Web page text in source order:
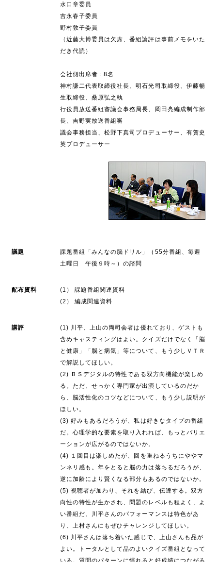
水口章委員
吉永春子委員
野村敦子委員
（近藤大博委員は欠席、番組論評は事前メモをいた
だき代読）
会社側出席者 : 8名
神村謙二代表取締役社長、明石光司取締役、伊藤暢
生取締役、桑原弘之執
行役員放送番組審議会事務局長、岡田亮編成制作部
長、吉野実放送番組審
議会事務担当、松野下真司プロデューサー、有賀史
英プロデューサー
議題
課題番組「みんなの脳ドリル」（55分番組、毎週
土曜日 午後９時～）の諮問
配布資料
(1） 課題番組関連資料
(2） 編成関連資料
講評
(1) 川平、上山の両司会者は優れており、ゲストも
含めキャスティングはよい。クイズだけでなく「脳
と健康」「脳と病気」等について、もう少しＶＴＲ
で解説してほしい。
(2) ＢＳデジタルの特性である双方向機能が楽しめ
る。ただ、せっかく専門家が出演しているのだか
ら、脳活性化のコツなどについて、もう少し説明が
ほしい。
(3) 好みもあるだろうが、私は好きなタイプの番組
だ。心理学的な要素を取り入れれば、もっとバリエ
ーションが広がるのではないか。
(4) １回目は楽しめたが、回を重ねるうちにややマ
ンネリ感も。年をとると脳の力は落ちるだろうが、
逆に加齢により賢くなる部分もあるのではないか。
(5) 視聴者が加わり、それを結び、伝達する。双方
向性の特性が生かされ、問題のレベルも程よく、よ
い番組だ。川平さんのパフォーマンスは特色があ
り、上村さんにもぜひチャレンジしてほしい。
(6) 川平さんは落ち着いた感じで、上山さんも品が
よい。トータルとして品のよいクイズ番組となって
いる。質問のパターンに慣れると好成績につながる